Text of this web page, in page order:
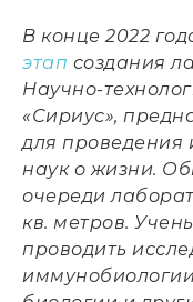
В конце 2022
этап создания
Научно-
«Сириус»,
для проведения
наук о жизни.
очереди
кв. метров.
проводить